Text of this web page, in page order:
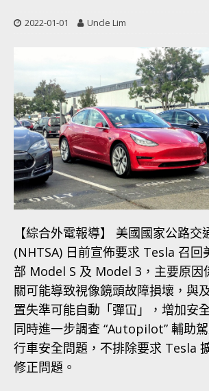
2022-01-01 Uncle Lim
【綜合外電報導】 美國國家公路交
(NHTSA) 日前宣佈要求 Tesla 召回
部 Model S 及 Model 3，主要原因
關可能導致視像鏡頭故障損壞，與
置失準可能自動「彈冚」，增加安
同時進一步調查 “Autopilot” 輔助
行車安全問題，不排除要求 Tesla
修正問題。